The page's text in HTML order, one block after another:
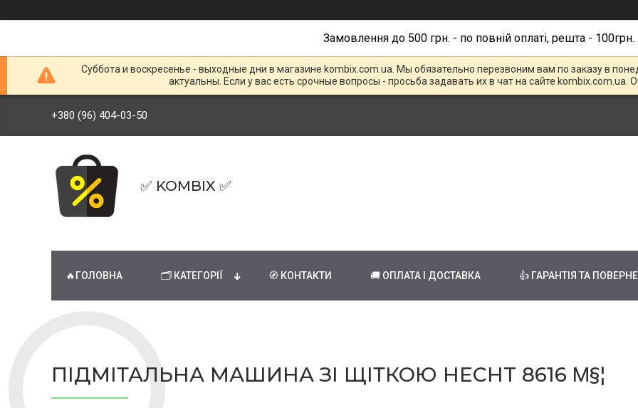
Замовлення до 500 грн. - по повній оплаті, решта - 100грн.
Суббота и воскресенье - выходные дни в магазине kombix.com.ua. Мы обязательно перезвоним вам по заказу в
актуальны. Если у вас есть срочные вопросы - просьба задавать их в чат на сайте kombix.com.ua.
+380 (96) 404-03-50
✅ KOMBIX ✅
🔥ГОЛОВНА 🗂 КАТЕГОРІЇ 🧭 КОНТАКТИ 🚚 ОПЛАТА І ДОСТАВКА 👍 ГАРАНТІЯ ТА
ПІДМІТАЛЬНА МАШИНА ЗІ ЩІТКОЮ HECHT 8616 Μ§¦